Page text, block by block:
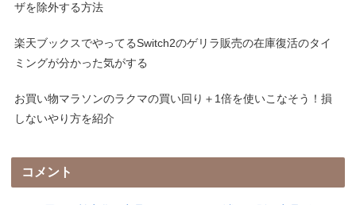
ザを除外する方法
楽天ブックスでやってるSwitch2のゲリラ販売の在庫復活のタイ
ミングが分かった気がする
お買い物マラソンのラクマの買い回り＋1倍を使いこなそう！損
しないやり方を紹介
コメント